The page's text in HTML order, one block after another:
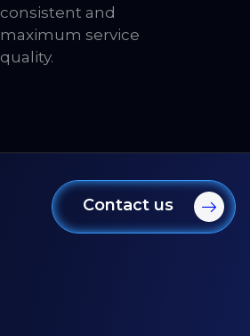
consistent and
maximum service
quality.
Contact us